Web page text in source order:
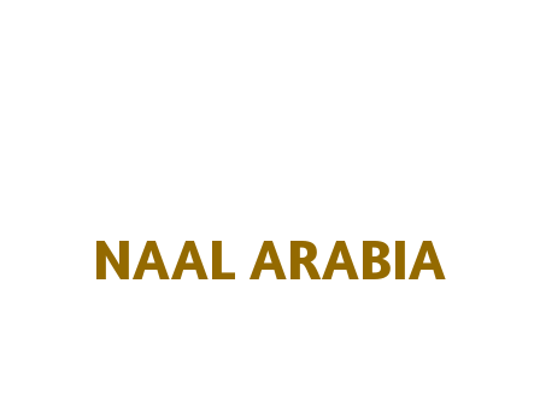
NAAL ARABIA